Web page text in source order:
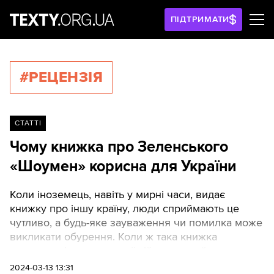
ПІДТРИМАТИ
#РЕЦЕНЗІЯ
СТАТТІ
Чому книжка про Зеленського
«Шоумен» корисна для України
Коли іноземець, навіть у мирні часи, видає
книжку про іншу країну, люди сприймають це
чутливо, а будь-яке зауваження чи помилка може
викликати обурення. Коли ж така книжка
президента, вона апріорі буде контроверсійною
2024-03-13 13:31